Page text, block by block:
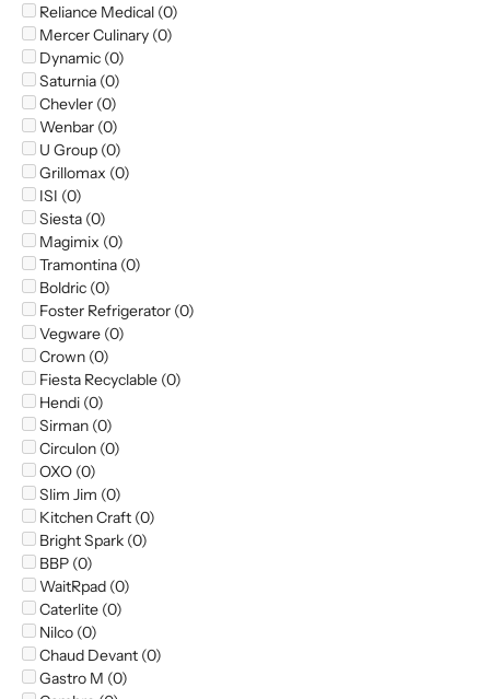
Reliance Medical (0)
Mercer Culinary (0)
Dynamic (0)
Saturnia (0)
Chevler (0)
Wenbar (0)
U Group (0)
Grillomax (0)
ISI (0)
Siesta (0)
Magimix (0)
Tramontina (0)
Boldric (0)
Foster Refrigerator (0)
Vegware (0)
Crown (0)
Fiesta Recyclable (0)
Hendi (0)
Sirman (0)
Circulon (0)
OXO (0)
Slim Jim (0)
Kitchen Craft (0)
Bright Spark (0)
BBP (0)
WaitRpad (0)
Caterlite (0)
Nilco (0)
Chaud Devant (0)
Gastro M (0)